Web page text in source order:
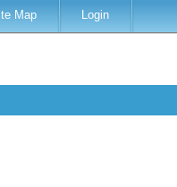
Map Login